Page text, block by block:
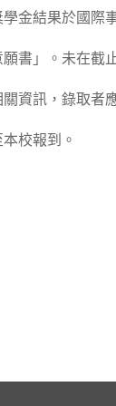
金結果於國際
書」。未在截
資訊，錄取者
校報到。